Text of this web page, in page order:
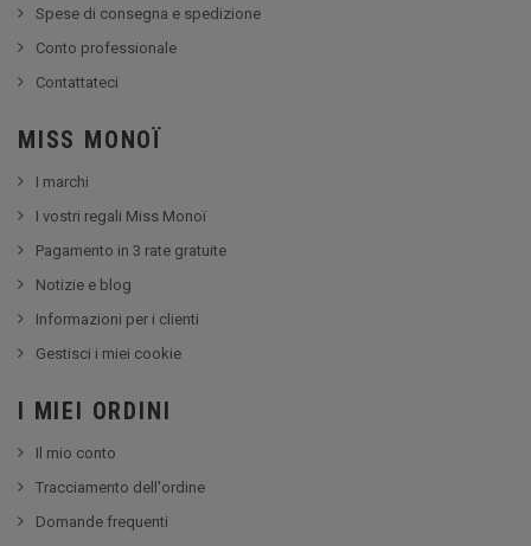
Spese di consegna e spedizione
Conto professionale
Contattateci
MISS MONOÏ
I marchi
I vostri regali Miss Monoï
Pagamento in 3 rate gratuite
Notizie e blog
Informazioni per i clienti
Gestisci i miei cookie
I MIEI ORDINI
Il mio conto
Tracciamento dell'ordine
Domande frequenti